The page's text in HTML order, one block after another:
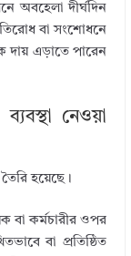
অবহেলা দীর্ঘদিন
বা সংশোধনে
দায় এড়াতে পারেন
ব্যবস্থা নেওয়া
হয়েছে।
বা কর্মচারীর ওপর
বা প্রতিষ্ঠিত